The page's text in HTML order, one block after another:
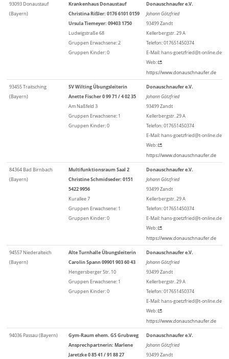
93093 Donaustauf
(Bayern)
Krankenhaus Donaustauf
Christina Rißler: 0176 6101 0159
Ursula Tiemeyer: 09403 1750
Ludwigstraße 68
Gruppen Erwachsene: 2
Gruppen Kinder: 0
Donauschnaufer e.V.
Johann Götzfried
93499 Zandt
Kellerbergstr. 29 A
Telefon: 017651450374
E-Mail: hans-goetzfried@t-online.de
Web:
https://www.donauschnaufer.de
93455 Traitsching
(Bayern)
SV Wilting Übungsleiterin
Anette Fischer 0 99 71 / 4 02 35
Am Naßfeld 3
Gruppen Erwachsene: 1
Gruppen Kinder: 0
Donauschnaufer e.V.
Johann Götzfried
93499 Zandt
Kellerbergstr. 29 A
Telefon: 017651450374
E-Mail: hans-goetzfried@t-online.de
Web:
https://www.donauschnaufer.de
84364 Bad Birnbach
(Bayern)
Multifunktionsraum Saal 2
Christine Schmidseder: 0151
5422 9956
Kurallee 7
Gruppen Erwachsene: 1
Gruppen Kinder: 0
Donauschnaufer e.V.
Johann Götzfried
93499 Zandt
Kellerbergstr. 29 A
Telefon: 017651450374
E-Mail: hans-goetzfried@t-online.de
Web:
https://www.donauschnaufer.de
94557 Niederalteich
(Bayern)
Alte Turnhalle Übungsleiterin
Carolin Spann 09901 903 60 43
Hengersberger Str. 10
Gruppen Erwachsene: 1
Gruppen Kinder: 0
Donauschnaufer e.V.
Johann Götzfried
93499 Zandt
Kellerbergstr. 29 A
Telefon: 017651450374
E-Mail: hans-goetzfried@t-online.de
Web:
https://www.donauschnaufer.de
94036 Passau (Bayern)
Gym-Raum ehem. GS Grubweg
Ansprechpartnerin: Marlene
Jaretzke 0 85 41 / 91 88 27
Donauschnaufer e.V.
Johann Götzfried
93499 Zandt